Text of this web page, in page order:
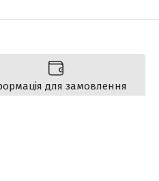
для замовлення